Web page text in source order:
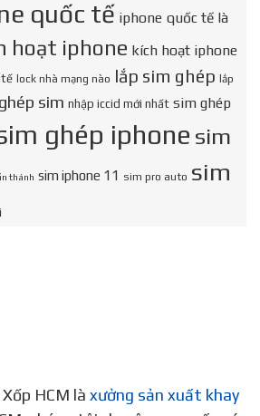
quốc tế iphone quốc tế là
hoạt iphone kích hoạt iphone
tế lock nhà mạng nào lắp sim ghép lắp
sim nhập iccid mới nhất sim ghép
ghép iphone sim
thánh sim iphone 11 sim pro auto sim
HCM là xưởng sản xuất khay